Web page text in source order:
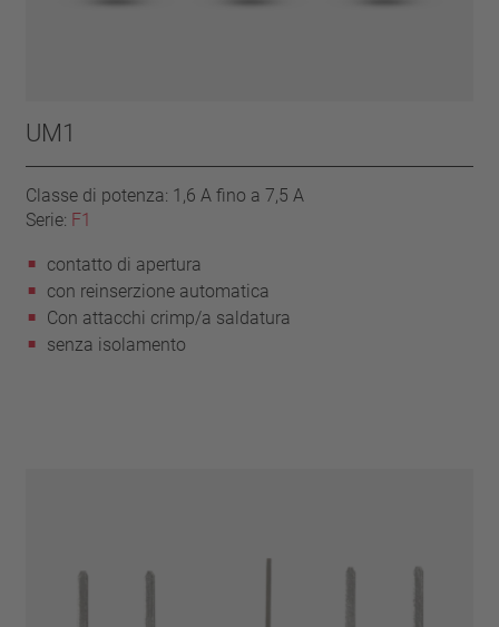
UM1
Classe di potenza: 1,6 A fino a 7,5 A
Serie: F1
contatto di apertura
con reinserzione automatica
Con attacchi crimp/a saldatura
senza isolamento